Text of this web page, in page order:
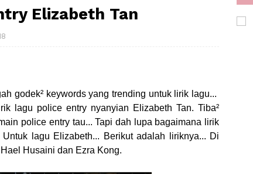
Elizabeth Tan
godek² keywords yang trending untuk lirik lagu...
lagu police entry nyanyian Elizabeth Tan. Tiba²
police entry tau... Tapi dah lupa bagaimana lirik
lagu Elizabeth... Berikut adalah liriknya... Di
Husaini dan Ezra Kong.